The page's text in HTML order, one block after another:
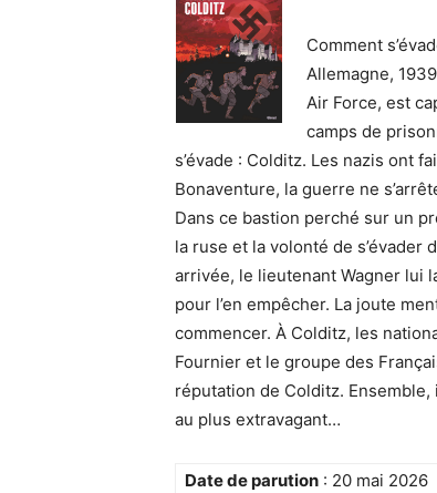
Comment
Allemagne,
Air Force, est
camps de
s’évade : Colditz. Les nazis ont
Bonaventure, la guerre ne
Dans ce bastion perché sur un
la ruse et la volonté de s’évader
arrivée, le lieutenant Wagner lui
pour l’en empêcher. La joute
commencer. À Colditz, les
Fournier et le groupe des
réputation de Colditz.
au plus extravagant…
Date de parution : 20 mai 2026